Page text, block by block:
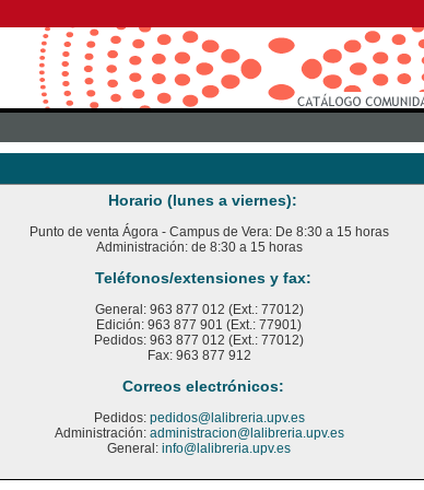
Horario (lunes a viernes):
Punto de venta Ágora - Campus de Vera: De 8:30 a 15 horas
Administración: de 8:30 a 15 horas
Teléfonos/extensiones y fax:
General: 963 877 012 (Ext.: 77012)
Edición: 963 877 901 (Ext.: 77901)
Pedidos: 963 877 012 (Ext.: 77012)
Fax: 963 877 912
Correos electrónicos:
Pedidos: pedidos@lalibreria.upv.es
Administración: administracion@lalibreria.upv.es
General: info@lalibreria.upv.es